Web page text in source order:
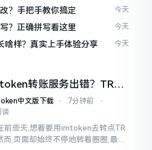
？手把手教你搞定 今天
？正确拼写看这里 今天
样？真实上手体验分享 今天
转账服务出错？TRX
出去别慌，这几招试试
中文版下载 ⋅ 7分钟前
⋅
读
前些天,想着要用imtoken去转点TR
而,页面却始终不停地转着圈圈,最终